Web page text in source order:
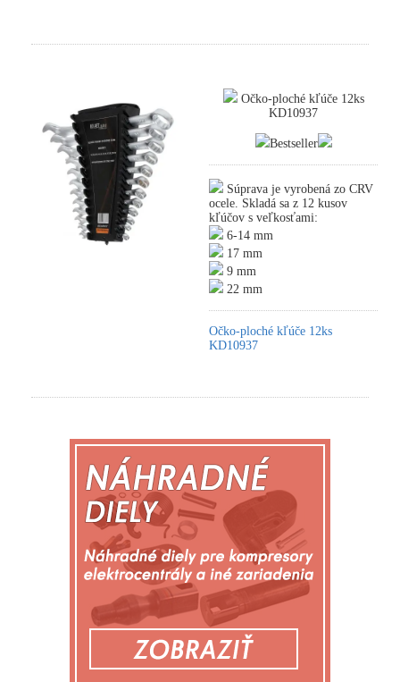
Očko-ploché kľúče 12ks
KD10937
Bestseller
Súprava je vyrobená zo CRV
ocele. Skladá sa z 12 kusov
kľúčov s veľkosťami:
6-14 mm
17 mm
9 mm
22 mm
Očko-ploché kľúče 12ks
KD10937